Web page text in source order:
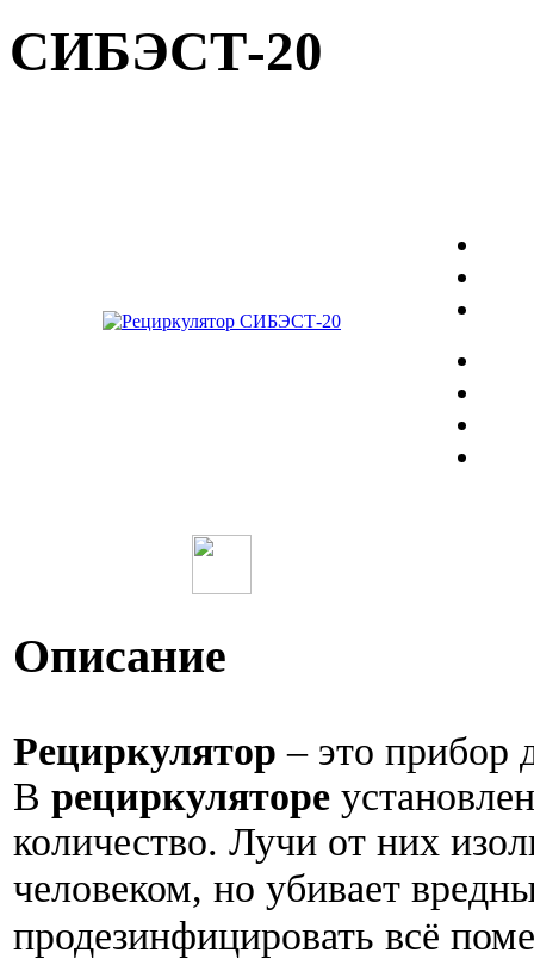
СИБЭСТ-20
Описание
Рециркулятор – это прибор
В рециркуляторе
количество. Лучи от них
человеком, но убивает
продезинфицировать всё